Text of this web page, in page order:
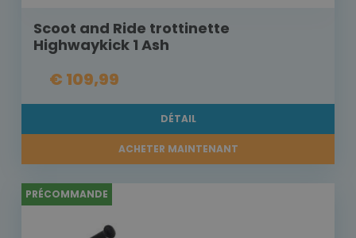
Scoot and Ride trottinette
Highwaykick 1 Ash
€ 109,99
DÉTAIL
ACHETER MAINTENANT
PRÉCOMMANDE